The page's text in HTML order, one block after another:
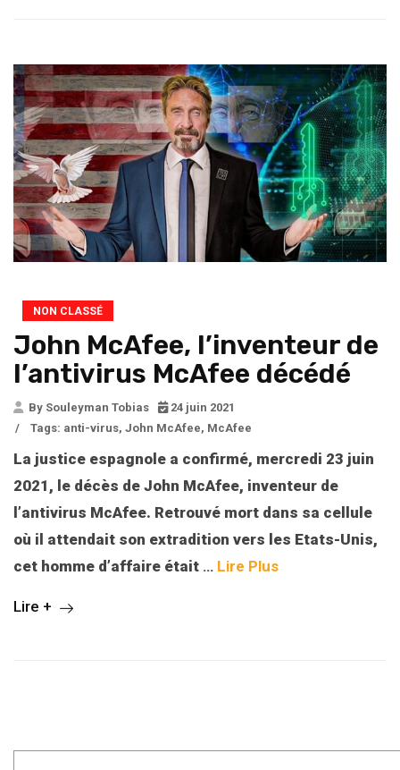
NON CLASSÉ
John McAfee, l’inventeur de
l’antivirus McAfee décédé
By Souleyman Tobias
24 juin 2021
/
Tags: anti-virus, John McAfee, McAfee
La justice espagnole a confirmé, mercredi 23 juin
2021, le décès de John McAfee, inventeur de
l’antivirus McAfee. Retrouvé mort dans sa cellule
où il attendait son extradition vers les Etats-Unis,
cet homme d’affaire était … Lire Plus
Lire +